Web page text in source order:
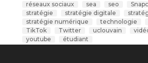
réseaux sociaux
sea seo
stratégie
stratégie digitale
stratégie numérique
technologie
TikTok
Twitter uclouvain
youtube
étudiant